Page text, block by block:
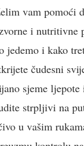
vam pomoći
i nutritivne
jedemo i kako
čudesni
sjeme ljepote
strpljivi na
u vašim